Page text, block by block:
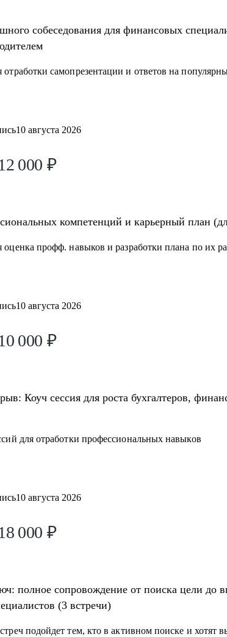
и сомнений и получить оффер с
навыки,чтобы стать востребованным
желающим выйти на качественно иной
которые "засиделись на одном месте".
аналитикам, методологам и налоговым
собеседования для финансовых
отработки самопрезентации и ответов на
10 августа 2026
000 ₽
компетенций и карьерный план
оценка профф. навыков и разработки плана по их
10 августа 2026
000 ₽
Коуч сессия для роста бухгалтеров,
для отработки профессиональных навыков
10 августа 2026
000 ₽
полное сопровождение от поиска цели до
(3 встречи)
подойдет тем, кто в активном поиске и хотят